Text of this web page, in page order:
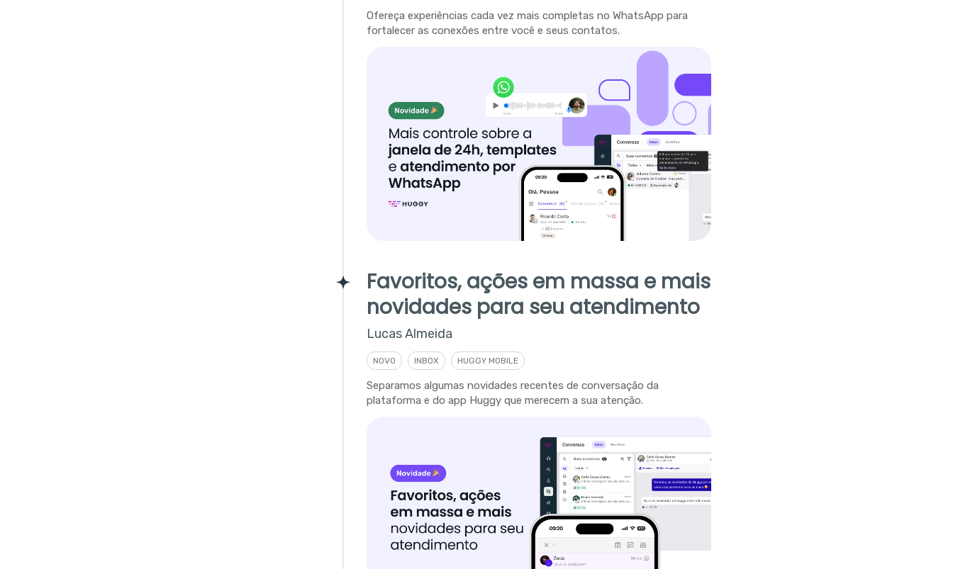
Ofereça experiências cada vez mais completas no WhatsApp para
fortalecer as conexões entre você e seus contatos.
Favoritos, ações em massa e mais
novidades para seu atendimento
Lucas Almeida
NOVO INBOX HUGGY MOBILE
Separamos algumas novidades recentes de conversação da
plataforma e do app Huggy que merecem a sua atenção.